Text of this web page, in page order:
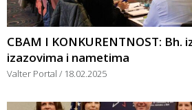
CBAM I KONKURENTNOST: Bh.
izazovima i nametima
Valter Portal 18.02.2025